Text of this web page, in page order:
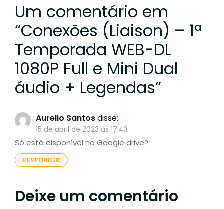
Um comentário em
“Conexões (Liaison) – 1ª
Temporada WEB-DL
1080P Full e Mini Dual
áudio + Legendas”
Aurelio Santosdisse:
15 de abril de 2023 às 17:43
Só está disponível no Google drive?
RESPONDER
Deixe um comentário